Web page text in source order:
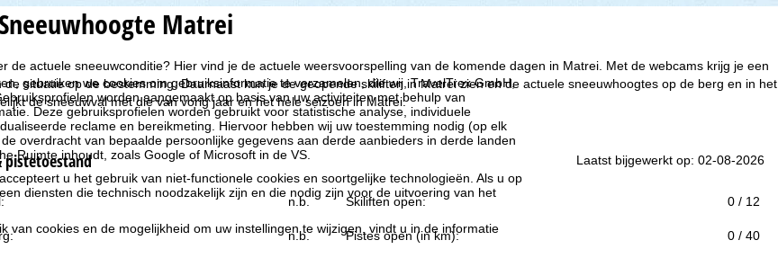
gebruiken we cookies om gebruiksinformatie te verzamelen, die wij, TravelTrex GmbH,
worden aangemaakt op basis van uw activiteiten met behulp van
Deze gebruiksprofielen worden gebruikt voor statistische analyse, individuele
reclame en bereikmeting. Hiervoor hebben wij uw toestemming nodig (op elk
overdracht van bepaalde persoonlijke gegevens aan derde aanbieders in derde landen
Ruimte inhoudt, zoals Google of Microsoft in de VS.
u het gebruik van niet-functionele cookies en soortgelijke technologieën. Als u op
diensten die technisch noodzakelijk zijn en die nodig zijn voor de uitvoering van het
van cookies en de mogelijkheid om uw instellingen te wijzigen, vindt u in de informatie
Matrei
de actuele sneeuwconditie? Hier vind je de actuele weersvoorspelling van de komende dagen in Matrei. Met de webcams krijg je een
de situatie op de bestemming. Daarnaast kun je de geopende skiliften in Matrei zien en de actuele sneeuwhoogtes op de berg en in het
de sneeuwval met die van vorig jaar en het hele seizoen in Matrei.
pistetoestand Laatst bijgewerkt op: 02-08-2026
n.b. Skiliften open: 0 / 12
n.b. Pistes open (in km): 0 / 40